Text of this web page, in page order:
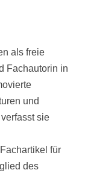
als freie
Fachautorin in
und
sie
für
des